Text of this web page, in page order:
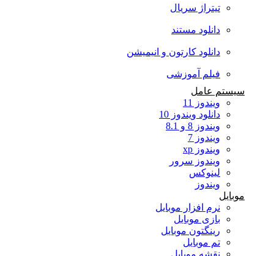
تیتراژ سریال
دانلود مستند
دانلود کارتون و انیمیشن
فیلم آموزشی
سیستم عامل
ویندوز 11
دانلود ویندوز 10
ویندوز 8 و 8.1
ویندوز 7
ویندوز xp
ویندوز سرور
لینوکس
ویندوز
موبایل
نرم افزار موبایل
بازی موبایل
رینگتون موبایل
تم موبایل
نقشه موبایل